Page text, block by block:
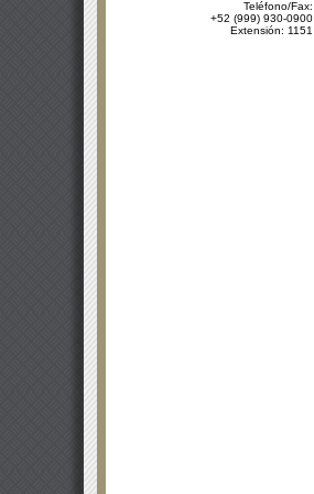
Teléfono/Fax:
+52 (999) 930-0900
Extensión: 1151